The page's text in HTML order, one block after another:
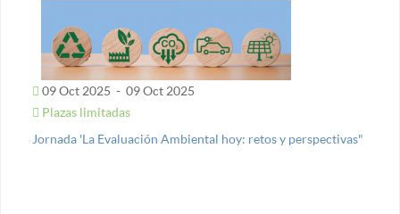
09 Oct 2025 - 09 Oct 2025
Plazas limitadas
Jornada 'La Evaluación Ambiental hoy: retos y perspectivas"